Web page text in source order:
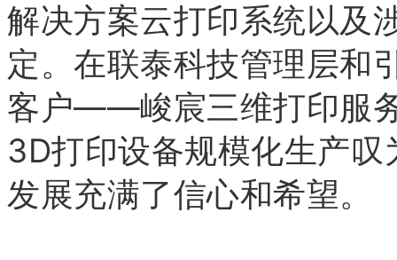
解决方案云打印系统以及
定。在联泰科技管理层和
客户——峻宸三维打印服
3D打印设备规模化生产
发展充满了信心和希望。